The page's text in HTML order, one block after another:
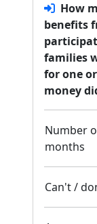
How
benefits
families
for one
money
Number
months
Can't /